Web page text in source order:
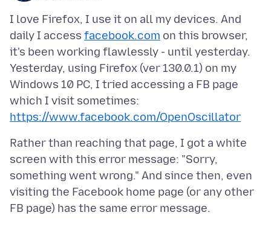
I love Firefox, I use it on all my devices. And
daily I access facebook.com on this browser,
it's been working flawlessly - until yesterday.
Yesterday, using Firefox (ver 130.0.1) on my
Windows 10 PC, I tried accessing a FB page
which I visit sometimes:
https://www.facebook.com/OpenOscillator
Rather than reaching that page, I got a white
screen with this error message: "Sorry,
something went wrong." And since then, even
visiting the Facebook home page (or any other